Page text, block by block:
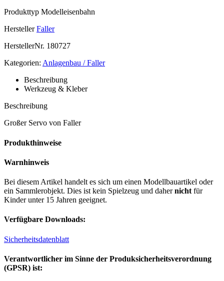
Produkttyp Modelleisenbahn
Hersteller Faller
HerstellerNr. 180727
Kategorien: Anlagenbau / Faller
Beschreibung
Werkzeug & Kleber
Beschreibung
Großer Servo von Faller
Produkthinweise
Warnhinweis
Bei diesem Artikel handelt es sich um einen Modellbauartikel oder
ein Sammlerobjekt. Dies ist kein Spielzeug und dahernicht für
Kinder unter 15 Jahren geeignet.
Verfügbare Downloads:
Sicherheitsdatenblatt
Verantwortlicher im Sinne der Produksicherheitsverordnung
(GPSR) ist: